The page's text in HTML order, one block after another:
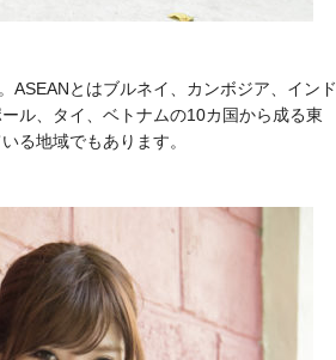
ASEANとはブルネイ、カンボジア、インド
ル、タイ、ベトナムの10カ国から成る東
る地域でもあります。